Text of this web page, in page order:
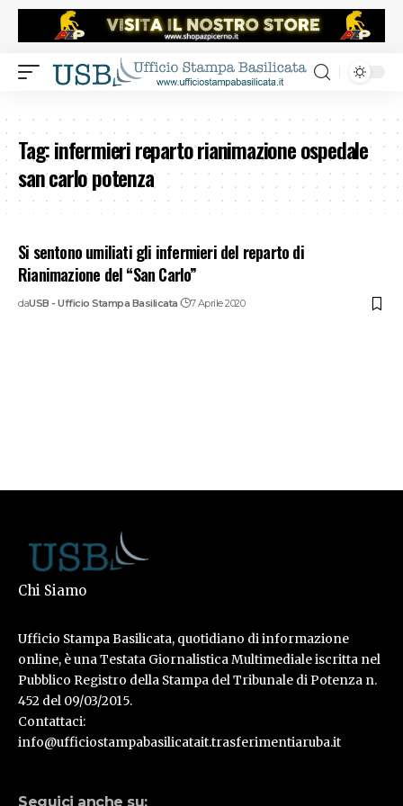
Tag:infermieri reparto rianimazione ospedale
san carlo potenza
Si sentono umiliati gli infermieri del reparto di
Rianimazione del “San Carlo”
daUSB - Ufficio Stampa Basilicata 7 Aprile 2020
Chi Siamo
Ufficio Stampa Basilicata, quotidiano di informazione
online, è una Testata Giornalistica Multimediale iscritta nel
Pubblico Registro della Stampa del Tribunale di Potenza n.
452 del 09/03/2015.
Contattaci:
info@ufficiostampabasilicatait.trasferimentiaruba.it
Seguici anche su: